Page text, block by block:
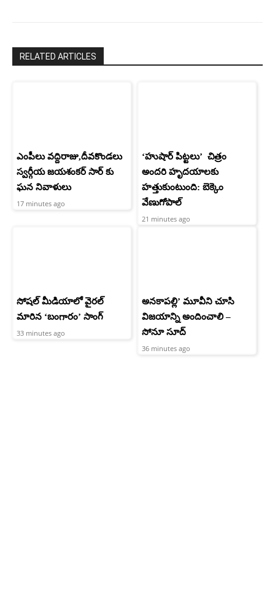
RELATED ARTICLES
ఎంపీలు వద్దిరాజు,దీవకొండలు
స్వర్గీయ జయశంకర్ సార్ కు
ఘన నివాళులు
17 minutes ago
‘హుషార్‌ పిట్టలు’ చిత్రం
అందరి హృదయాలకు
హత్తుకుంటుంది: బెక్కెం
వేణుగోపాల్‌
21 minutes ago
సోషల్ మీడియాలో వైరల్
మారిన ‘బంగారం’ సాంగ్
33 minutes ago
అనకాపల్లి’ మూవీని చూసి
విజయాన్ని అందించాలి –
సోనూ సూద్
36 minutes ago